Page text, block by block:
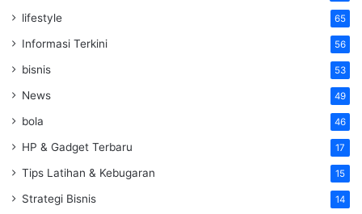
lifestyle 65
Informasi Terkini 56
bisnis 53
News 49
bola 46
HP & Gadget Terbaru 17
Tips Latihan & Kebugaran 15
Strategi Bisnis 14